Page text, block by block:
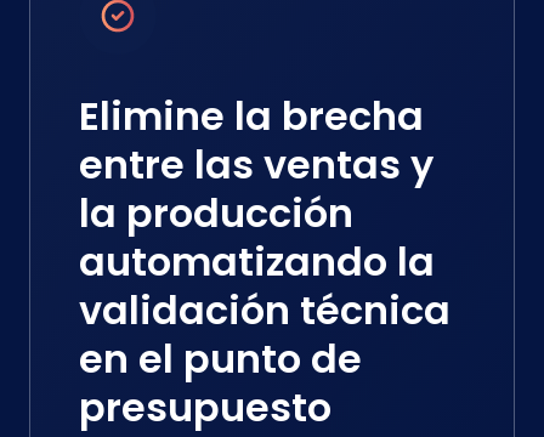
Elimine la brecha
entre las ventas y
la producción
automatizando la
validación técnica
en el punto de
presupuesto